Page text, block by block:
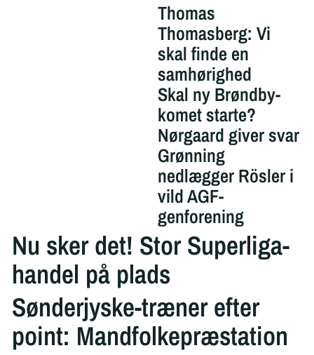
Thomas
Thomasberg: Vi
skal finde en
samhørighed
Skal ny Brøndby-
komet starte?
Nørgaard giver svar
Grønning
nedlægger Rösler i
vild AGF-
genforening
Nu sker det! Stor Superliga-
handel på plads
Sønderjyske-træner efter
point: Mandfolkepræstation